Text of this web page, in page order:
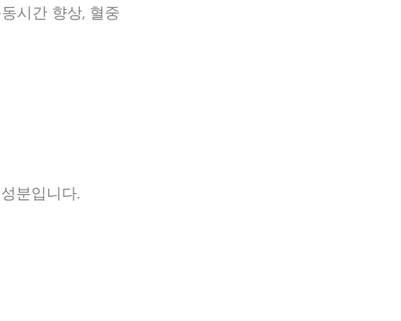
시간 향상, 혈중
분입니다.